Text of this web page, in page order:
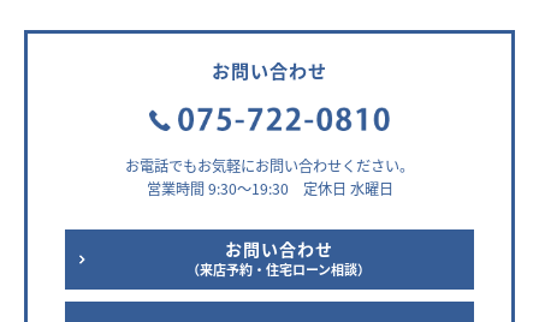
お問い合わせ
お電話でもお気軽にお問い合わせください。
営業時間 9:30～19:30 定休日 水曜日
お問い合わせ
（来店予約・住宅ローン相談）